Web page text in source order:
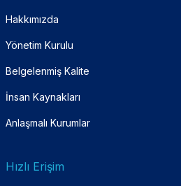
Hakkımızda
Yönetim Kurulu
Belgelenmiş Kalite
İnsan Kaynakları
Anlaşmalı Kurumlar
Hızlı Erişim